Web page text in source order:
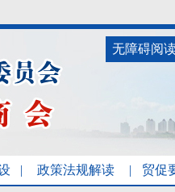
| 政策法规解读 | 贸促
无障碍阅